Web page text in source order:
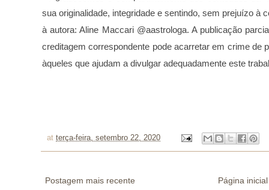
sua originalidade, integridade e sentindo, sem prejuízo à
à autora: Aline Maccari @aastrologa. A publicação
creditagem correspondente pode acarretar em crime de
àqueles que ajudam a divulgar adequadamente este
at terça-feira, setembro 22, 2020
Postagem mais recente Página inicial